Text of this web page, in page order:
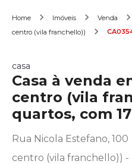
Home Imóveis Venda
centro (vila franchello))
casa
Casa à venda
centro (vila
quartos, com
Rua Nicola Estefano, 100
centro (vila franchello))